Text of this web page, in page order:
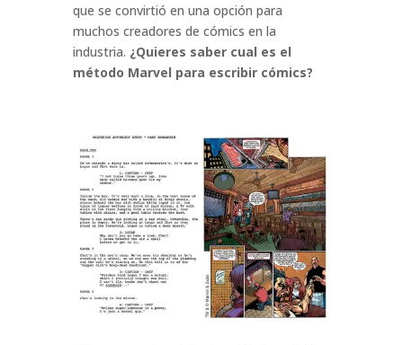
que se convirtió en una opción para
muchos creadores de cómics en la
industria. ¿Quieres saber cual es el
método Marvel para escribir cómics?